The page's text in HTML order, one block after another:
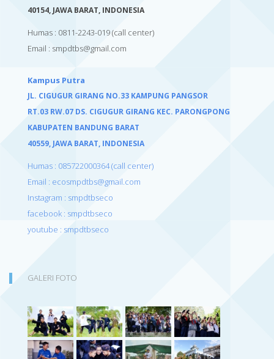
40154, JAWA BARAT, INDONESIA
Humas : 0811-2243-019(call center)
Email : smpdtbs@gmail.com
Kampus Putra
JL. CIGUGUR GIRANG NO.33 KAMPUNG PANGSOR
RT.03 RW.07 DS. CIGUGUR GIRANG KEC. PARONGPONG
KABUPATEN BANDUNG BARAT
40559, JAWA BARAT, INDONESIA
Humas : 085722000364 (call center)
Email : ecosmpdtbs@gmail.com
Instagram : smpdtbseco
facebook : smpdtbseco
youtube : smpdtbseco
GALERI FOTO